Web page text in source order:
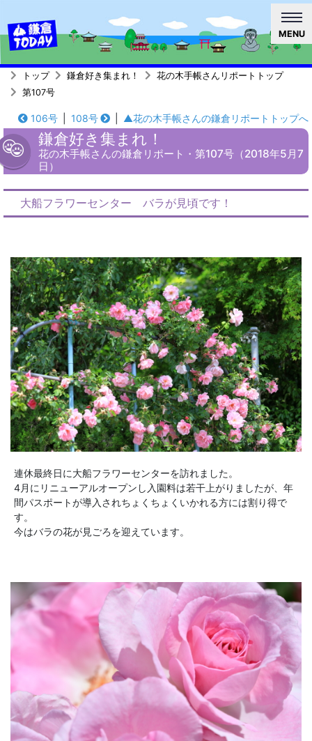
MENU
トップ 鎌倉好き集まれ！
花の木手帳さんリポートトップ
第107号
106号 108号 ▲花の木手帳さんの鎌倉リポートトップへ
鎌倉好き集まれ！
花の木手帳さんの鎌倉リポート・第107号（2018年5月7
日）
大船フラワーセンター バラが見頃です！
連休最終日に大船フラワーセンターを訪れました。
4月にリニューアルオープンし入園料は若干上がりましたが、年
間パスポートが導入されちょくちょくいかれる方には割り得で
す。
今はバラの花が見ごろを迎えています。